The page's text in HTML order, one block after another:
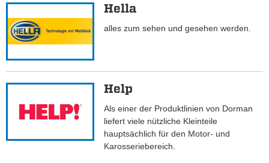
Hella
alles zum sehen und gesehen werden.
Help
Als einer der Produktlinien von Dorman
liefert viele nützliche Kleinteile
hauptsächlich für den Motor- und
Karosseriebereich.